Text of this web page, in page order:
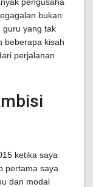
bukan
guru yang tak
beberapa kisah
perjalanan
ketika saya
pertama saya.
dan modal